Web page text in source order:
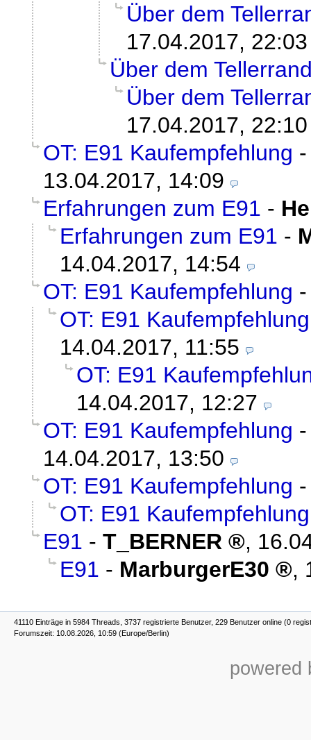
Über dem
17.04.2017, 22:03
Über dem
Über dem
17.04.2017, 22:10
OT: E91 Kaufempfehlung
13.04.2017, 14:09
Erfahrungen zum E91 -
Erfahrungen zum E91 -
14.04.2017, 14:54
OT: E91 Kaufempfehlung
OT: E91 Kaufempfehlung
14.04.2017, 11:55
OT: E91
14.04.2017, 12:27
OT: E91 Kaufempfehlung
14.04.2017, 13:50
OT: E91 Kaufempfehlung
OT: E91 Kaufempfehlung
E91 - T_BERNER ,
E91 - MarburgerE30 ,
41110 Einträge in 5984 Threads, 3737 registrierte Benutzer, 229 Benutzer online (0
Forumszeit: 10.08.2026, 10:59 (Europe/Berlin)
powered